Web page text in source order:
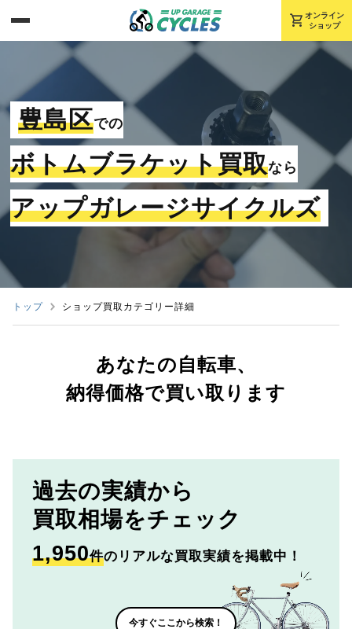
shopping_cart オンライン
ショップ
豊島区での
ボトムブラケット買取なら
アップガレージサイクルズ
トップ ショップ買取カテゴリー詳細
あなたの自転車、
納得価格で買い取ります
過去の実績から
買取相場をチェック
1,950件のリアルな買取実績を掲載中！
今すぐここから検索！